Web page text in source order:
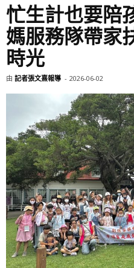
忙生計也要
媽服務隊帶家
時光
由 記者張文熹報導 - 2026-06-02